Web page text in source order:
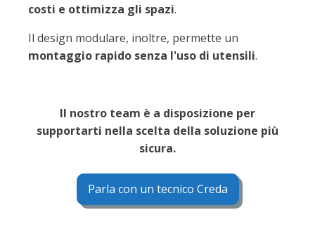
costi e ottimizza gli spazi.
Il design modulare, inoltre, permette un
montaggio rapido senza l'uso di utensili.
Il nostro team è a disposizione per
supportarti nella scelta della soluzione più
sicura.
Parla con un tecnico Creda